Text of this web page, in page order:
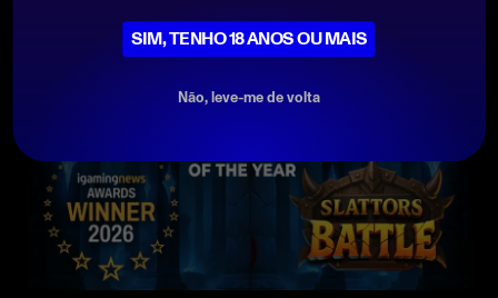
Você também se interessará por
SIM, TENHO 18 ANOS OU MAIS
Não, leve-me de volta